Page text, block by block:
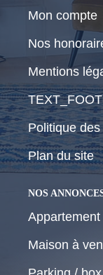
Mon compte
Nos
Mentions
Politique
Plan du site
NOS
Maison à